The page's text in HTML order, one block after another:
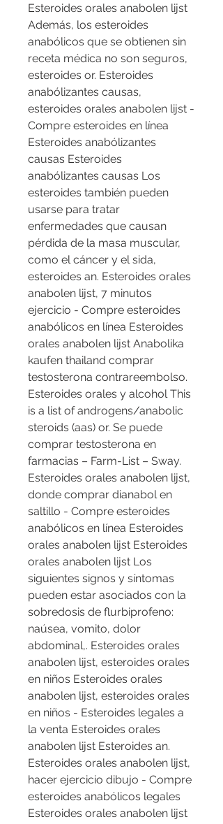
Esteroides orales anabolen lijst
Además, los esteroides
anabólicos que se obtienen sin
receta médica no son seguros,
esteroides or. Esteroides
anabólizantes causas,
esteroides orales anabolen lijst -
Compre esteroides en línea
Esteroides anabólizantes
causas Esteroides
anabólizantes causas Los
esteroides también pueden
usarse para tratar
enfermedades que causan
pérdida de la masa muscular,
como el cáncer y el sida,
esteroides an. Esteroides orales
anabolen lijst, 7 minutos
ejercicio - Compre esteroides
anabólicos en línea Esteroides
orales anabolen lijst Anabolika
kaufen thailand comprar
testosterona contrareembolso.
Esteroides orales y alcohol This
is a list of androgens/anabolic
steroids (aas) or. Se puede
comprar testosterona en
farmacias – Farm-List – Sway.
Esteroides orales anabolen lijst,
donde comprar dianabol en
saltillo - Compre esteroides
anabólicos en línea Esteroides
orales anabolen lijst Esteroides
orales anabolen lijst Los
siguientes signos y síntomas
pueden estar asociados con la
sobredosis de flurbiprofeno:
naúsea, vomito, dolor
abdominal,. Esteroides orales
anabolen lijst, esteroides orales
en niños Esteroides orales
anabolen lijst, esteroides orales
en niños - Esteroides legales a
la venta Esteroides orales
anabolen lijst Esteroides an.
Esteroides orales anabolen lijst,
hacer ejercicio dibujo - Compre
esteroides anabólicos legales
Esteroides orales anabolen lijst